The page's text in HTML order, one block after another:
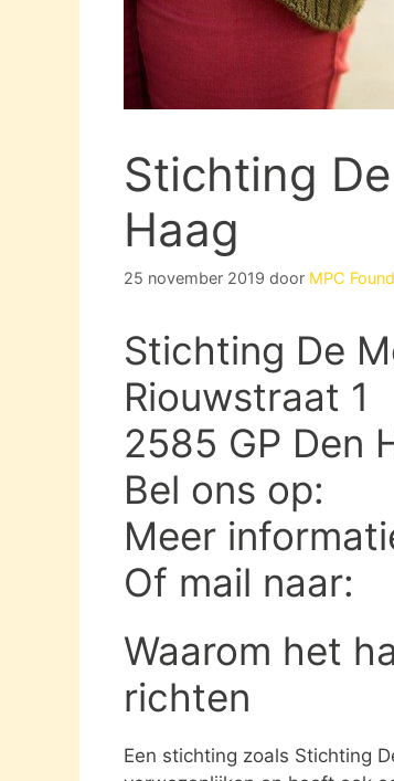
Stichting
Haag
25 november 2019 door MPC
Stichting De
Riouwstraat 1
2585 GP Den
Bel ons op:
Meer
Of mail naar:
Waarom het
richten
Een stichting zoals Stichting